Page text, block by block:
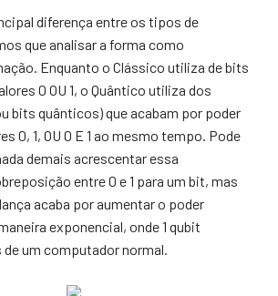
diferença entre os tipos de
que analisar a forma como
Enquanto o Clássico utiliza de bits
0 OU 1, o Quântico utiliza dos
bits quânticos) que acabam por poder
0, 1, OU 0 E 1 ao mesmo tempo. Pode
demais acrescentar essa
entre 0 e 1 para um bit, mas
acaba por aumentar o poder
exponencial, onde 1 qubit
um computador normal.